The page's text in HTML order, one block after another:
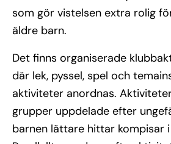
som gör vistelsen extra rolig
äldre barn.
Det finns organiserade
där lek, pyssel, spel och
aktiviteter anordnas.
grupper uppdelade efter
barnen lättare hittar kompisar